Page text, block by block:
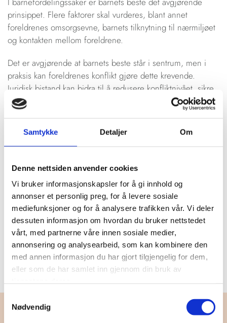
Samtykke Detaljer Om
Denne nettsiden anvender cookies
Vi bruker informasjonskapsler for å gi innhold og
annonser et personlig preg, for å levere sosiale
mediefunksjoner og for å analysere trafikken vår. Vi deler
dessuten informasjon om hvordan du bruker nettstedet
vårt, med partnerne våre innen sosiale medier,
annonsering og analysearbeid, som kan kombinere den
med annen informasjon du har gjort tilgjengelig for dem,
eller som de har samlet inn gjennom din bruk av
Nødvendig
prinsippet. Flere faktorer skal vurderes, blant annet
foreldrenes omsorgsevne, barnets tilknytning til nærmiljøet
og kontakten mellom foreldrene.
Det er avgjørende at barnets beste står i sentrum, men i
praksis kan foreldrenes konflikt gjøre dette krevende.
Juridisk bistand kan bidra til å redusere konfliktnivået, sikre
god kommunikasjon og kartlegge hvilken løsning som er
best for barnet.
Fri rettshjelp
Barnefordelingssaker kan kvalifisere til fri rettshjelp dersom
de økonomiske vilkårene i loven er oppfylt. Fri rettshjelp
innebærer at staten dekker utgiftene til saken.
Våre advokater har plikt til å informere om ordningen.
Oppfyller du vilkårene, søker vi om fri rettshjelp på dine
vegne.